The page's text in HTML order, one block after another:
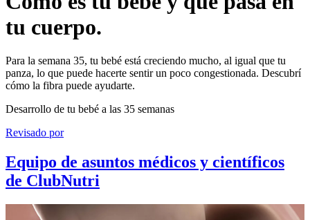
tu cuerpo.
Para la semana 35, tu bebé está creciendo mucho, al igual que tu
panza, lo que puede hacerte sentir un poco congestionada. Descubrí
cómo la fibra puede ayudarte.
Desarrollo de tu bebé a las 35 semanas
Revisado por
Equipo de asuntos médicos y científicos
de ClubNutri